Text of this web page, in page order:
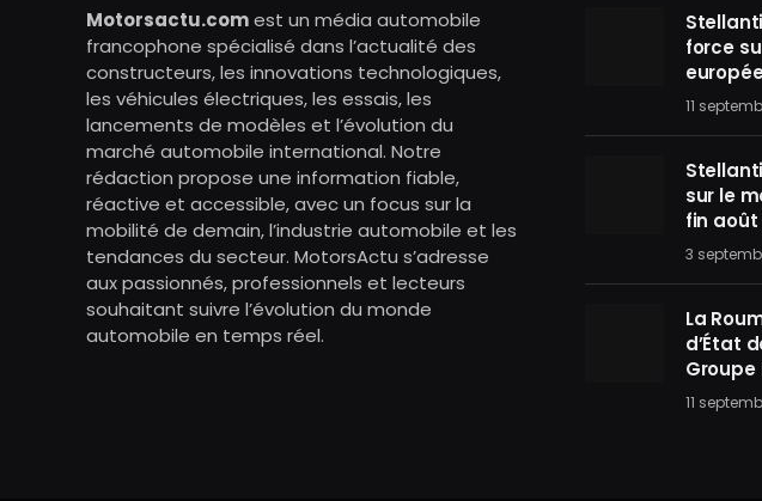
Motorsactu.comest un média automobile
francophone spécialisé dans l’actualité des
constructeurs, les innovations technologiques,
les véhicules électriques, les essais, les
lancements de modèles et l’évolution du
marché automobile international. Notre
rédaction propose une information fiable,
réactive et accessible, avec un focus sur la
mobilité de demain, l’industrie automobile et les
tendances du secteur. MotorsActu s’adresse
aux passionnés, professionnels et lecteurs
souhaitant suivre l’évolution du monde
automobile en temps réel.
force
11
sur le
fin août
3
La
d’État
Groupe
11